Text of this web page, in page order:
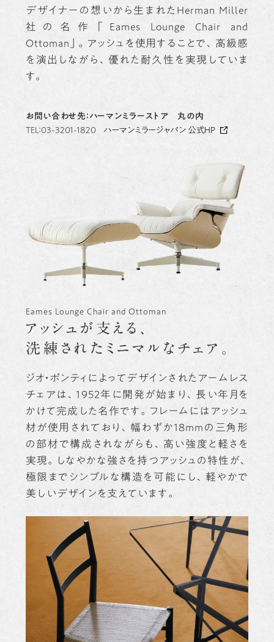
デザイナーの想いから生まれたHerman Miller
社の名作「Eames Lounge Chair and
Ottoman」。アッシュを使用することで、高級感
を演出しながら、優れた耐久性を実現していま
す。
お問い合わせ先：ハーマンミラーストア 丸の内
TEL：03-3201-1820ハーマンミラージャパン 公式HP
Eames Lounge Chair and Ottoman
アッシュが支える、
洗練されたミニマルなチェア。
ジオ・ポンティによってデザインされたアームレス
チェアは、1952年に開発が始まり、長い年月を
かけて完成した名作です。フレームにはアッシュ
材が使用されており、幅わずか18mmの三角形
の部材で構成されながらも、高い強度と軽さを
実現。しなやかな強さを持つアッシュの特性が、
極限までシンプルな構造を可能にし、軽やかで
美しいデザインを支えています。